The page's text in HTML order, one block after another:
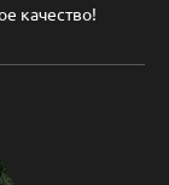
качество!